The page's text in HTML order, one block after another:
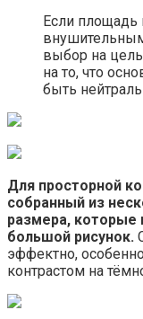
Если площадь
выбор на
на то, что
быть
Для просторной
собранный из
размера, которые
большой рисунок.
эффектно,
контрастом на